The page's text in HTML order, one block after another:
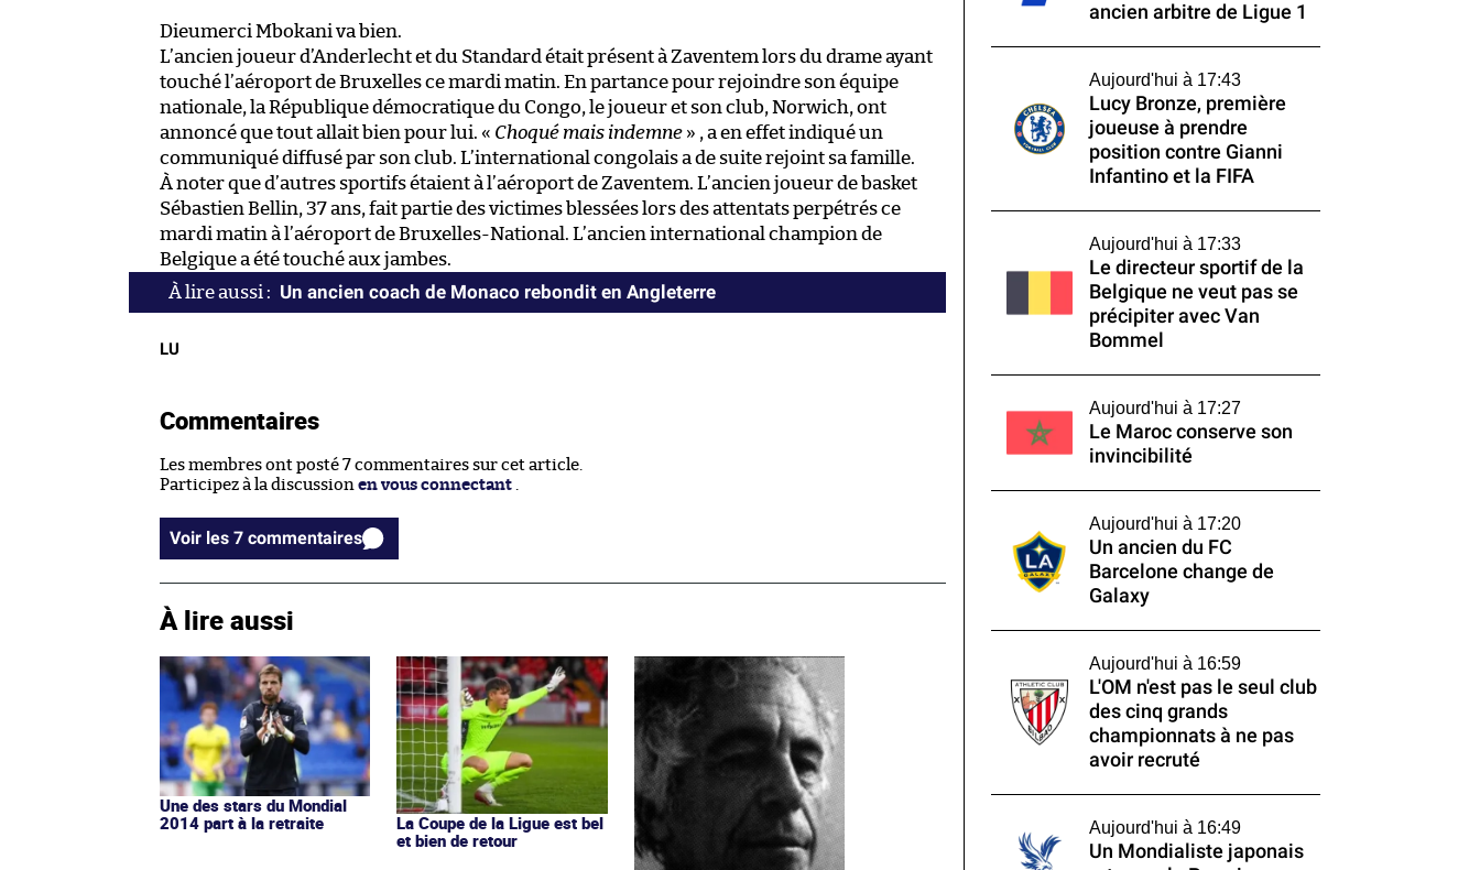
Dieumerci Mbokani va bien.
L’ancien joueur d’Anderlecht et du Standard était présent à Zaventem lors du drame ayant
touché l’aéroport de Bruxelles ce mardi matin. En partance pour rejoindre son équipe
nationale, la République démocratique du Congo, le joueur et son club, Norwich, ont
annoncé que tout allait bien pour lui. « Choqué mais indemne » , a en effet indiqué un
communiqué diffusé par son club. L’international congolais a de suite rejoint sa famille.
À noter que d’autres sportifs étaient à l’aéroport de Zaventem. L’ancien joueur de basket
Sébastien Bellin, 37 ans, fait partie des victimes blessées lors des attentats perpétrés ce
mardi matin à l’aéroport de Bruxelles-National. L’ancien international champion de
Belgique a été touché aux jambes.
Un ancien coach de Monaco rebondit en Angleterre
LU
Commentaires
Les membres ont posté 7 commentaires sur cet article.
Participez à la discussion en vous connectant
Voir les 7 commentaires
À lire aussi
Une des stars du Mondial
2014 part à la retraite
La Coupe de la Ligue est bel
et bien de retour
ancien arbitre de Ligue 1
Aujourd'hui à 17:43
Lucy Bronze, première
joueuse à prendre
position contre Gianni
Infantino et la FIFA
Aujourd'hui à 17:33
Le directeur sportif de la
Belgique ne veut pas se
précipiter avec Van
Bommel
Aujourd'hui à 17:27
Le Maroc conserve son
invincibilité
Aujourd'hui à 17:20
Un ancien du FC
Barcelone change de
Galaxy
Aujourd'hui à 16:59
L'OM n'est pas le seul club
des cinq grands
championnats à ne pas
avoir recruté
Aujourd'hui à 16:49
Un Mondialiste japonais